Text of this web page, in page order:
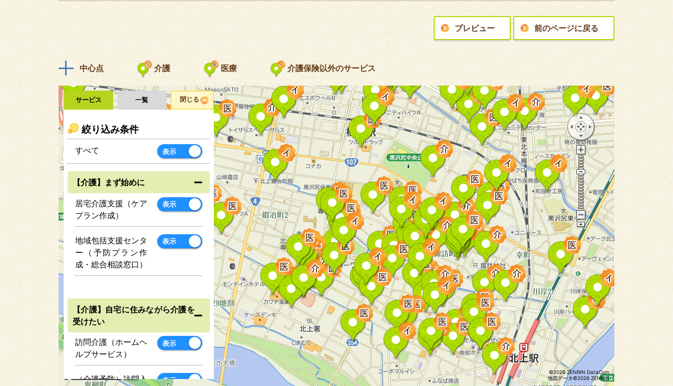
プレビュー 前のページに戻る
中心点 介護 医療 介護保険以外のサービス
300m
サービス 一覧 閉じる
絞り込み条件
すべて 表示
【介護】まず始めに
居宅介護支援（ケア
プラン作成）
表示
地域包括支援センタ
ー（予防プラン作
成・総合相談窓口）
表示
【介護】自宅に住みながら介護を
受けたい
訪問介護（ホームヘ
ルプサービス）
表示
（介護予防）訪問入
表示
©2026 ZENRIN DataCom
地図データ©2026 ZENRIN